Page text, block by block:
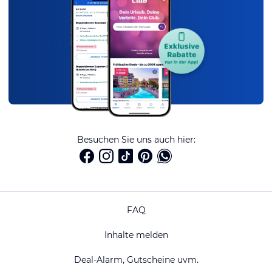
Besuchen Sie uns auch hier:
FAQ
Inhalte melden
Deal-Alarm, Gutscheine uvm.